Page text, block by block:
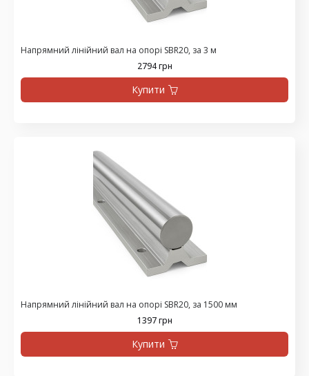
Напрямний лінійний вал на опорі SBR20, за 3 м
2794 грн
Купити
Напрямний лінійний вал на опорі SBR20, за 1500 мм
1397 грн
Купити